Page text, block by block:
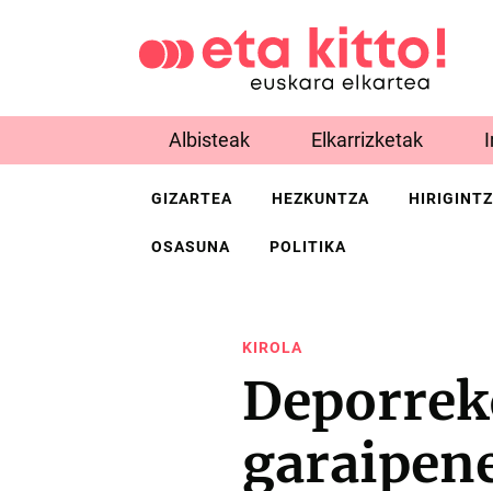
Albisteak Elkarrizketak
GIZARTEA HEZKUNTZA
OSASUNA POLITIKA
KIROLA